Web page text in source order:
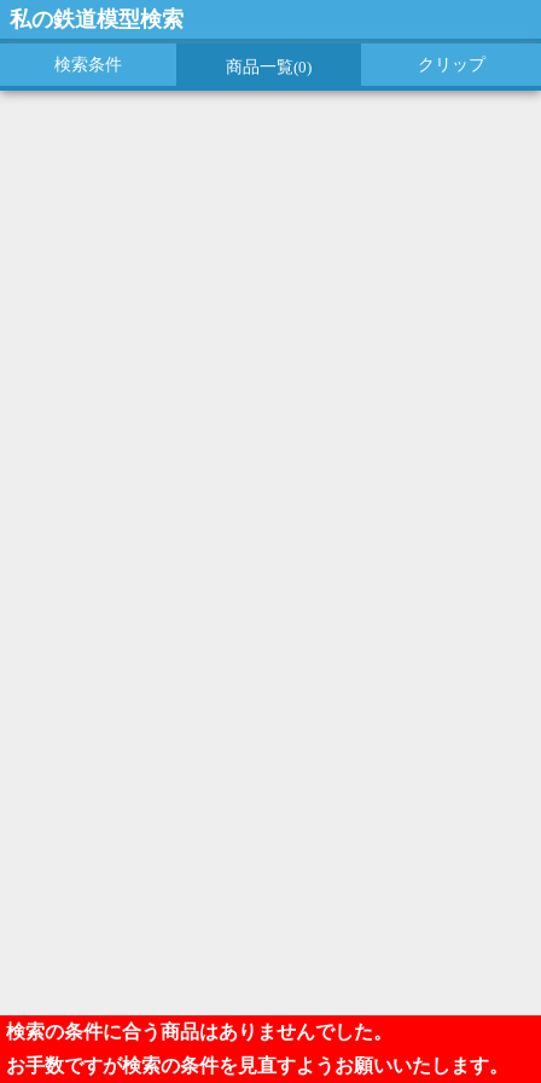
私の鉄道模型検索
検索条件 商品一覧(0) クリップ
検索の条件に合う商品はありませんでした。
お手数ですが検索の条件を見直すようお願いいたします。